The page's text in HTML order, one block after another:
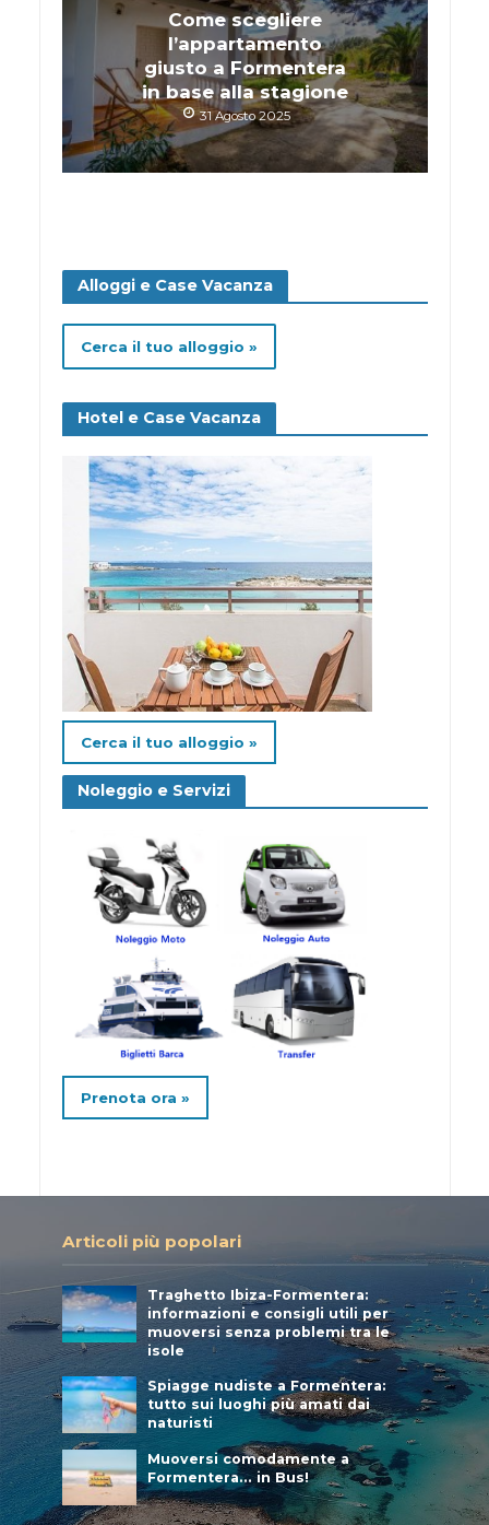
Come scegliere
l’appartamento
giusto a Formentera
in base alla stagione
31 Agosto 2025
Alloggi e Case Vacanza
Cerca il tuo alloggio »
Hotel e Case Vacanza
Cerca il tuo alloggio »
Noleggio e Servizi
Prenota ora »
Articoli più popolari
Traghetto Ibiza-Formentera:
informazioni e consigli utili per
muoversi senza problemi tra le
isole
Spiagge nudiste a Formentera:
tutto sui luoghi più amati dai
naturisti
Muoversi comodamente a
Formentera… in Bus!